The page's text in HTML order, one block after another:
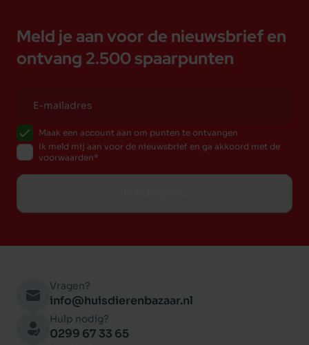
Meld je aan voor de nieuwsbrief en
ontvang 2.500 spaarpunten
Maak een account aan om punten te ontvangen
Ik meld mij aan voor de nieuwsbrief en ga akkoord met de
voorwaarden
Vragen?
info@huisdierenbazaar.nl
Hulp nodig?
0299 67 33 65